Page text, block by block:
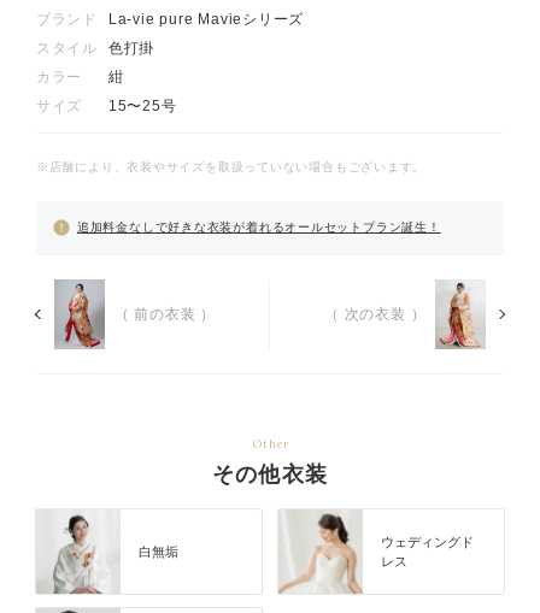
ブランド
La-vie pure Mavieシリーズ
スタイル
色打掛
カラー
紺
サイズ
15〜25号
※店舗により、衣装やサイズを取扱っていない場合もございます。
追加料金なしで好きな衣装が着れるオールセットプラン誕生！
（ 前の衣装 ） （ 次の衣装 ）
Other
その他衣装
白無垢
ウェディングド
レス